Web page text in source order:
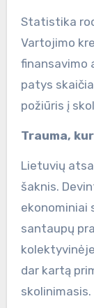
Statistika
Vartojimo
finansavimo
patys
požiūris į
Trauma,
Lietuvių
šaknis.
ekonominiai
santaupų
dar kartą
skolinimasis.